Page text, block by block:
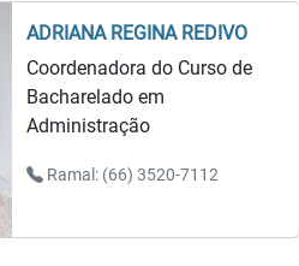
ADRIANA REGINA REDIVO
Coordenadora do Curso de
Bacharelado em
Administração
Ramal: (66) 3520-7112